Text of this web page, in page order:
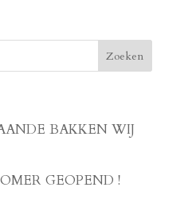
BAKKEN WIJ
GEOPEND !